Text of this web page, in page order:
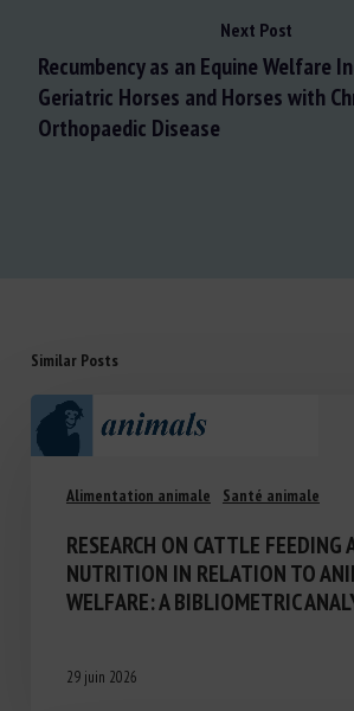
Next Post
Recumbency as an Equine Welfare
Geriatric Horses and Horses with
Orthopaedic Disease
Similar Posts
Alimentation animale Santé animale
RESEARCH ON CATTLE FEEDING
NUTRITION IN RELATION TO
WELFARE: A BIBLIOMETRIC
29 juin 2026